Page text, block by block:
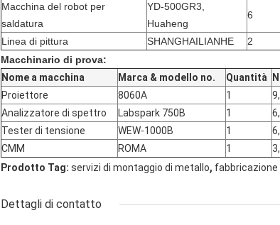
Macchina del robot per
saldatura
YD-500GR3,
Huaheng
6
Linea di pittura SHANGHAILIANHE 2
Macchinario di prova:
Nome a macchina
Marca & modello no. Quantità
Proiettore
8060A 1
Analizzatore di spettro
Labspark 750B 1
Tester di tensione
WEW-1000B 1
CMM
ROMA 1
Prodotto Tag: servizi di montaggio di metallo,
Dettagli di contatto